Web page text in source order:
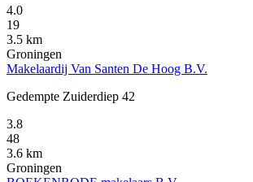
4.0
19
3.5 km
Groningen
Makelaardij Van Santen De Hoog B.V.
Gedempte Zuiderdiep 42
3.8
48
3.6 km
Groningen